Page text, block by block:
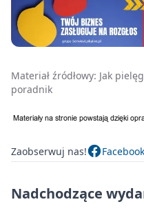
Materiał źródłowy: Jak
poradnik
Zaobserwuj nas! Facebook
Nadchodzące